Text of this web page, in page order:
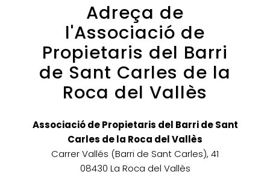
Adreça de
l'Associació de
Propietaris del Barri
de Sant Carles de la
Roca del Vallès
Associació de Propietaris del Barri de Sant
Carles de la Roca del Vallès
Carrer Vallés (Barri de Sant Carles), 41
08430 La Roca del Vallès